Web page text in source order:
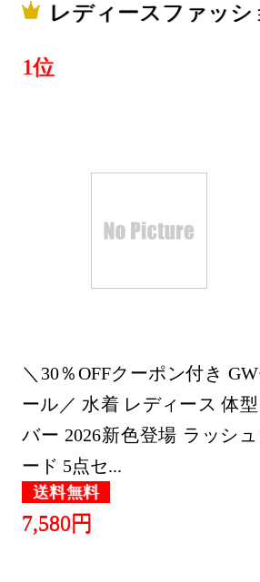
レディースファッ
1位
＼30％OFFクーポン付き
ール／ 水着 レディース 体型
バー 2026新色登場 ラッシ
ード 5点セ...
送料無料
7,580円